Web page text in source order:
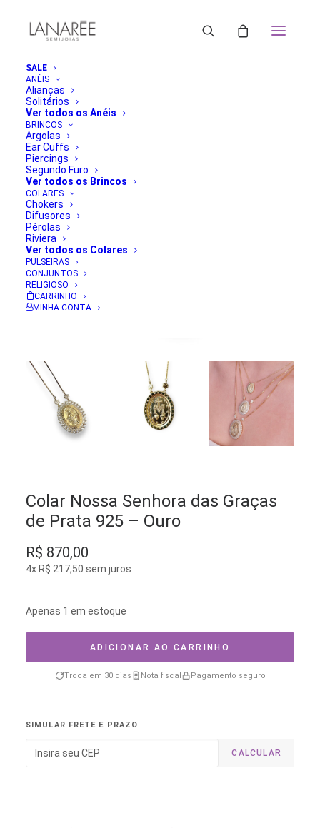
SALE
ANÉIS
Alianças
Solitários
Ver todos os Anéis
BRINCOS
Argolas
Ear Cuffs
Piercings
Segundo Furo
Ver todos os Brincos
COLARES
Chokers
Difusores
Pérolas
Riviera
Ver todos os Colares
PULSEIRAS
CONJUNTOS
RELIGIOSO
CARRINHO
MINHA CONTA
Colar Nossa Senhora das Graças
de Prata 925 – Ouro
R$ 870,00
4x R$ 217,50 sem juros
Apenas 1 em estoque
ADICIONAR AO CARRINHO
Troca em 30 dias Nota fiscal Pagamento seguro
SIMULAR FRETE E PRAZO
CALCULAR